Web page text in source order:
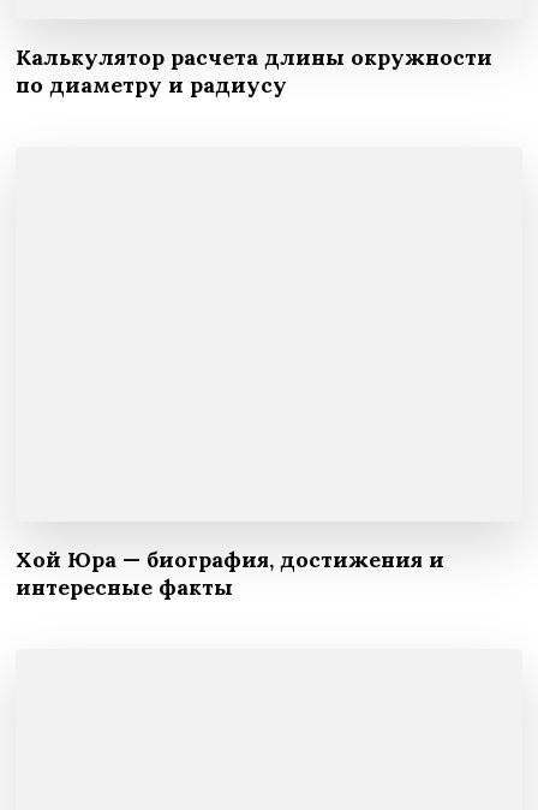
Калькулятор расчета длины окружности
по диаметру и радиусу
Хой Юра — биография, достижения и
интересные факты